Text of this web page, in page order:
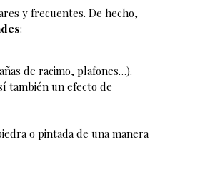
y frecuentes. De hecho,
:
de racimo, plafones…).
también un efecto de
o pintada de una manera